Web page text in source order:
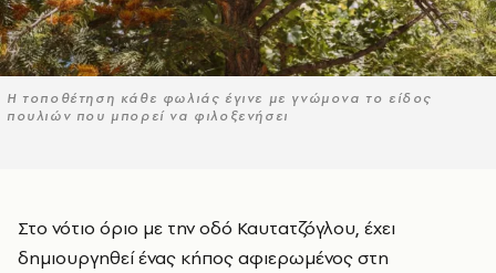
Η τοποθέτηση κάθε φωλιάς έγινε με γνώμονα το είδος
πουλιών που μπορεί να φιλοξενήσει
Στο νότιο όριο με την οδό Καυτατζόγλου, έχει
δημιουργηθεί ένας κήπος αφιερωμένος στη